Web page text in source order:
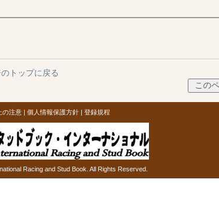
トップに戻る
の注意 | 個人情報保護方針 | 登録規程
Racing and Stud Book. All Rights Reserved.